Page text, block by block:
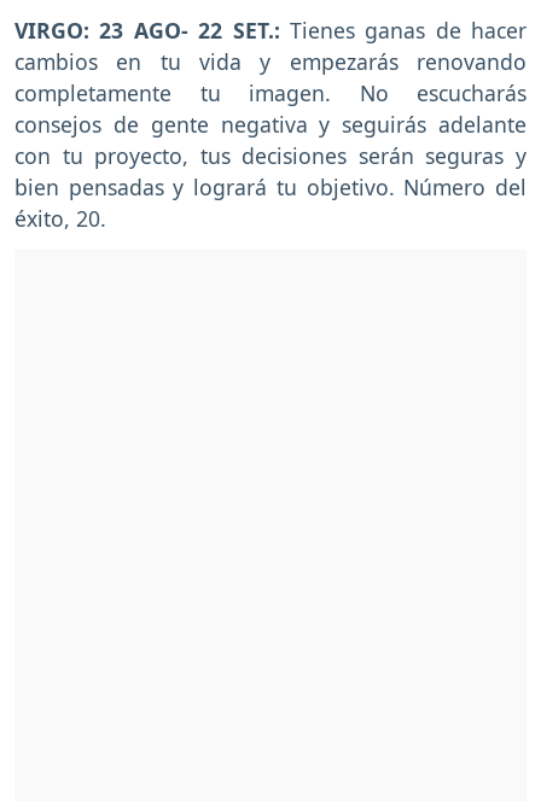
VIRGO: 23 AGO- 22 SET.: Tienes ganas de hacer
cambios en tu vida y empezarás renovando
completamente tu imagen. No escucharás
consejos de gente negativa y seguirás adelante
con tu proyecto, tus decisiones serán seguras y
bien pensadas y logrará tu objetivo. Número del
éxito, 20.